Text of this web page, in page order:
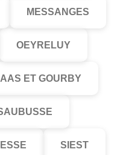
MESSANGES
OEYRELUY
ET GOURBY
SIEST